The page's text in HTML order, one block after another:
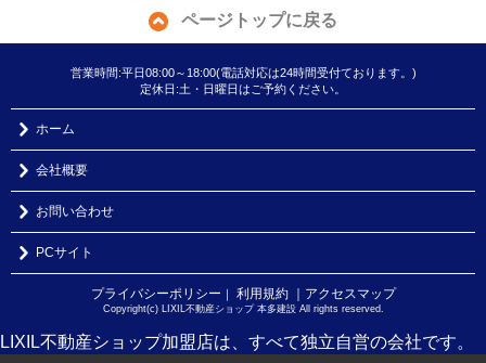
ページトップに戻る
営業時間:平日08:00～18:00(電話対応は24時間受付ております。)
定休日:土・日曜日はご予約ください。
ホーム
会社概要
お問い合わせ
PCサイト
プライバシーポリシー ｜ 利用規約 ｜アクセスマップ
Copyright(c) LIXIL不動産ショップ 本多建設 All rights reserved.
LIXIL不動産ショップ加盟店は、すべて独立自営の会社です。